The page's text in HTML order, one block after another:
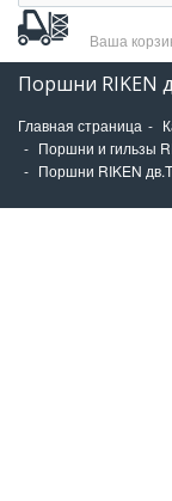
Ваша
Поршни RIKEN
Главная страница
Поршни и гильзы
Поршни RIKEN